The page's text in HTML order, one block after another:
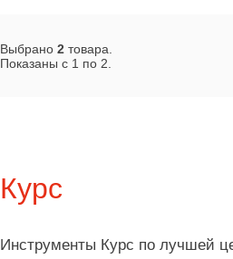
Выбрано 2 товара.
Показаны с 1 по 2
Курс
Инструменты Курс по лучшей